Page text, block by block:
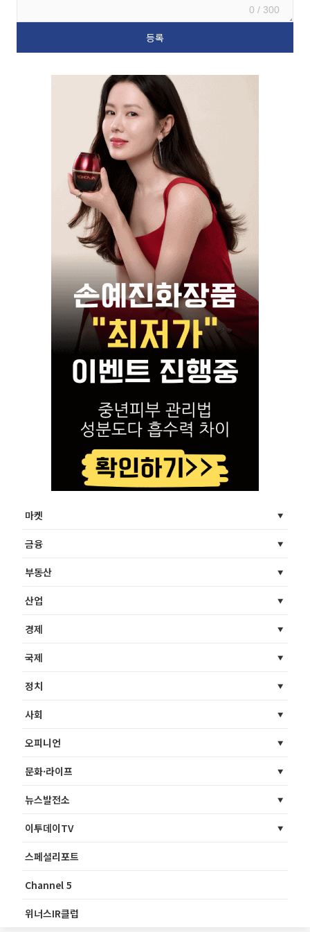
0 / 300
마켓
금융
부동산
산업
경제
국제
정치
사회
오피니언
문화·라이프
뉴스발전소
이투데이TV
스페셜리포트
Channel 5
위너스IR클럽